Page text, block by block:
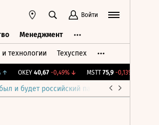
Войти
Менеджмент
технологии Техуспех
OKEY 40,67 -0,49%↓ MSTT 75,9 -0,13%
и будет российский парламент